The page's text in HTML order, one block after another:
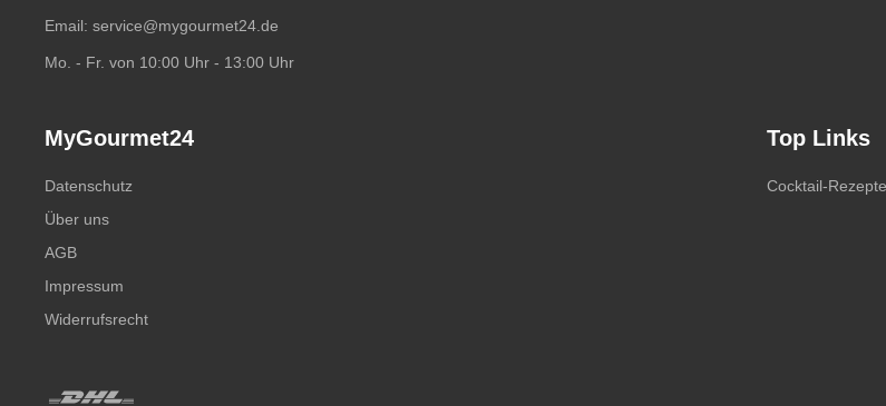
Email: service@mygourmet24.de
Mo. - Fr. von 10:00 Uhr - 13:00 Uhr
MyGourmet24
Datenschutz
Über uns
AGB
Impressum
Widerrufsrecht
Top Links
Cocktail-Rezepte